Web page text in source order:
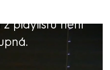
playlistu není
je natolik napjatá,
a oddechové
tentokrát?